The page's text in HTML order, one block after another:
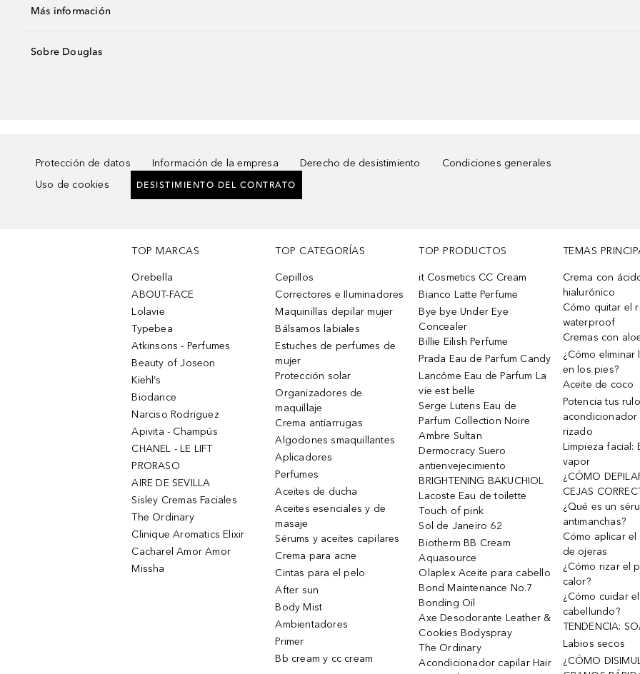
Más información
Sobre Douglas
Protección de datos Información de la empresa Derecho de desistimiento
Condiciones generales
Uso de cookies
DESISTIMIENTO DEL CONTRATO
TOP MARCAS
Orebella
ABOUT-FACE
Lolavie
Typebea
Atkinsons - Perfumes
Beauty of Joseon
Kiehl’s
Biodance
Narciso Rodriguez
Apivita - Champús
CHANEL - LE LIFT
PRORASO
AIRE DE SEVILLA
Sisley Cremas Faciales
The Ordinary
Clinique Aromatics Elixir
Cacharel Amor Amor
Missha
TOP CATEGORÍAS
Cepillos
Correctores e Iluminadores
Maquinillas depilar mujer
Bálsamos labiales
Estuches de perfumes de
mujer
Protección solar
Organizadores de
maquillaje
Crema antiarrugas
Algodones smaquillantes
Aplicadores
Perfumes
Aceites de ducha
Aceites esenciales y de
masaje
Sérums y aceites capilares
Crema para acne
Cintas para el pelo
After sun
Body Mist
Ambientadores
Primer
Bb cream y cc cream
TOP PRODUCTOS
it Cosmetics CC Cream
Bianco Latte Perfume
Bye bye Under Eye
Concealer
Billie Eilish Perfume
Prada Eau de Parfum Candy
Lancôme Eau de Parfum La
vie est belle
Serge Lutens Eau de
Parfum Collection Noire
Ambre Sultan
Dermocracy Suero
antienvejecimiento
BRIGHTENING BAKUCHIOL
Lacoste Eau de toilette
Touch of pink
Sol de Janeiro 62
Biotherm BB Cream
Aquasource
Olaplex Aceite para cabello
Bond Maintenance No.7
Bonding Oil
Axe Desodorante Leather &
Cookies Bodyspray
The Ordinary
Acondicionador capilar Hair
TEMAS
Crema con
hialurónico
Cómo quitar el
waterproof
Cremas con
¿Cómo eliminar
en los pies?
Aceite de coco
Potencia tus
rizado
Limpieza facial:
vapor
¿CÓMO
CEJAS
¿Qué es un
antimanchas?
Cómo aplicar
de ojeras
¿Cómo rizar el
calor?
¿Cómo cuidar
cabellundo?
TENDENCIA:
Labios secos
¿CÓMO